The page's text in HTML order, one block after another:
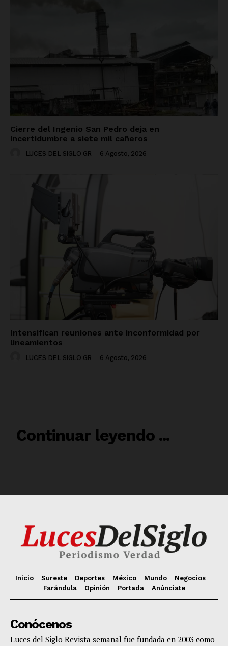
Inicio Sureste Deportes México Mundo
Negocios
Farándula
Opinión Portada Anúnciate
Conócenos
Luces del Siglo Revista semanal fue fundada en 2003 como